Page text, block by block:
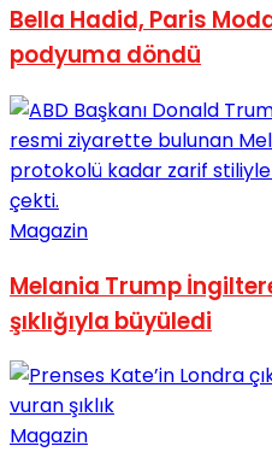
Bella Hadid, Paris
podyuma döndü
Magazin
Melania Trump
şıklığıyla büyüledi
Magazin